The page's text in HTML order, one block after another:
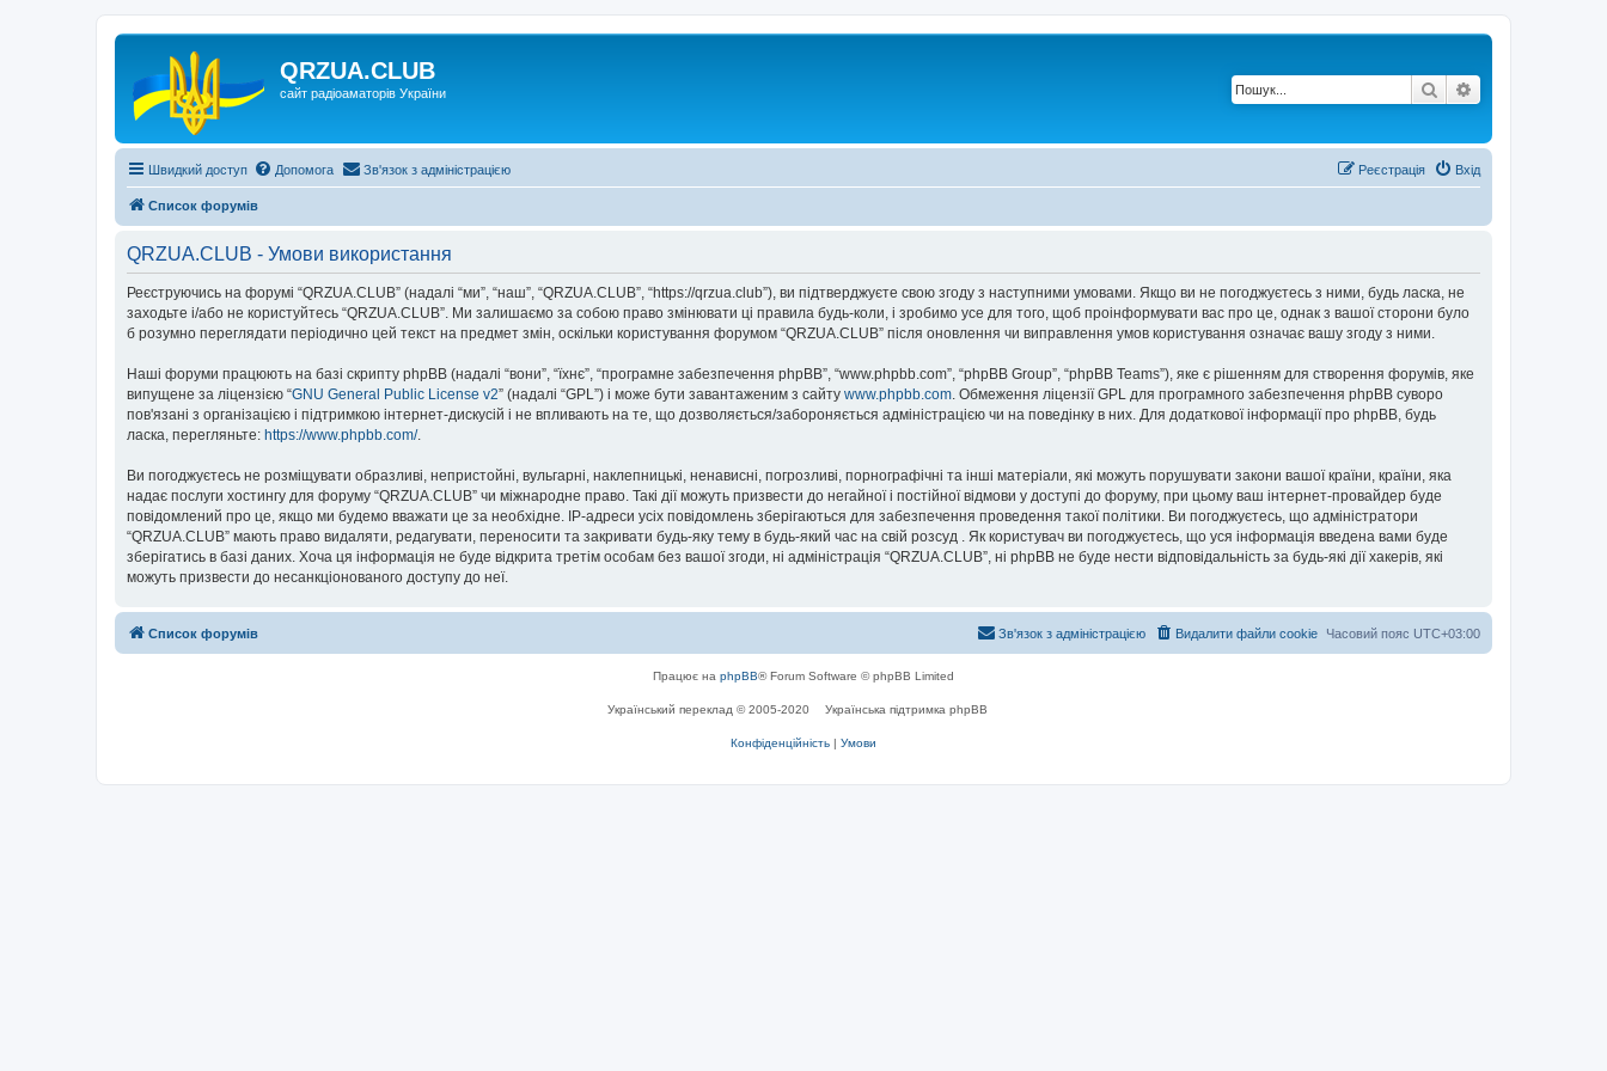
QRZUA.CLUB
сайт радіоаматорів України Пошук
Швидкий доступ Допомога Зв'язок з адміністрацією Вхід
Реєстрація
Список форумів
QRZUA.CLUB - Умови використання
Реєструючись на форумі “QRZUA.CLUB” (надалі “ми”, “наш”, “QRZUA.CLUB”, “https://qrzua.club”), ви підтверджуєте свою згоду з наступними умовами. Якщо ви не погоджуєтесь з ними, будь ласка, не
заходьте і/або не користуйтесь “QRZUA.CLUB”. Ми залишаємо за собою право змінювати ці правила будь-коли, і зробимо усе для того, щоб проінформувати вас про це, однак з вашої сторони було
б розумно переглядати періодично цей текст на предмет змін, оскільки користування форумом “QRZUA.CLUB” після оновлення чи виправлення умов користування означає вашу згоду з ними.
Наші форуми працюють на базі скрипту phpBB (надалі “вони”, “їхнє”, “програмне забезпечення phpBB”, “www.phpbb.com”, “phpBB Group”, “phpBB Teams”), яке є рішенням для створення форумів, яке
випущене за ліцензією “GNU General Public License v2” (надалі “GPL”) і може бути завантаженим з сайту www.phpbb.com. Обмеження ліцензії GPL для програмного забезпечення phpBB суворо
пов'язані з організацією і підтримкою інтернет-дискусій і не впливають на те, що дозволяється/забороняється адміністрацією чи на поведінку в них. Для додаткової інформації про phpBB, будь
ласка, перегляньте: https://www.phpbb.com/.
Ви погоджуєтесь не розміщувати образливі, непристойні, вульгарні, наклепницькі, ненависні, погрозливі, порнографічні та інші матеріали, які можуть порушувати закони вашої країни, країни, яка
надає послуги хостингу для форуму “QRZUA.CLUB” чи міжнародне право. Такі дії можуть призвести до негайної і постійної відмови у доступі до форуму, при цьому ваш інтернет-провайдер буде
повідомлений про це, якщо ми будемо вважати це за необхідне. IP-адреси усіх повідомлень зберігаються для забезпечення проведення такої політики. Ви погоджуєтесь, що адміністратори
“QRZUA.CLUB” мають право видаляти, редагувати, переносити та закривати будь-яку тему в будь-який час на свій розсуд . Як користувач ви погоджуєтесь, що уся інформація введена вами буде
зберігатись в базі даних. Хоча ця інформація не буде відкрита третім особам без вашої згоди, ні адміністрація “QRZUA.CLUB”, ні phpBB не буде нести відповідальність за будь-які дії хакерів, які
можуть призвести до несанкціонованого доступу до неї.
Список форумів Часовий пояс UTC+03:00
Видалити файли cookie
Зв'язок з адміністрацією
Працює на phpBB® Forum Software © phpBB Limited
Український переклад © 2005-2020 Українська підтримка phpBB
Конфіденційність | Умови